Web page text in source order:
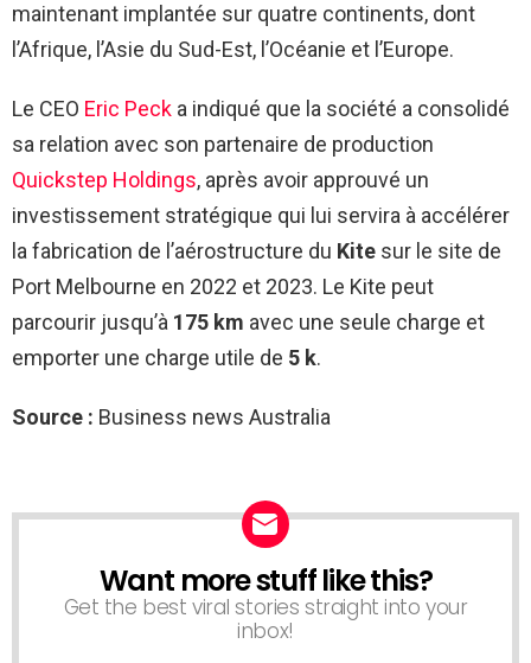
maintenant implantée sur quatre continents, dont
l’Afrique, l’Asie du Sud-Est, l’Océanie et l’Europe.
Le CEO Eric Peck a indiqué que la société a consolidé
sa relation avec son partenaire de production
Quickstep Holdings, après avoir approuvé un
investissement stratégique qui lui servira à accélérer
la fabrication de l’aérostructure du Kite sur le site de
Port Melbourne en 2022 et 2023. Le Kite peut
parcourir jusqu’à 175 km avec une seule charge et
emporter une charge utile de 5 k.
Source : Business news Australia
NEWSLETTER
Want more stuff like this?
Get the best viral stories straight into your
inbox!